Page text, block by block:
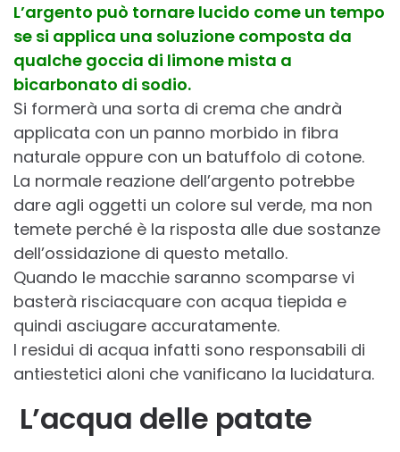
L’argento può tornare lucido come un tempo
se si applica una soluzione composta da
qualche goccia di limone mista a
bicarbonato di sodio.
Si formerà una sorta di crema che andrà
applicata con un panno morbido in fibra
naturale oppure con un batuffolo di cotone.
La normale reazione dell’argento potrebbe
dare agli oggetti un colore sul verde, ma non
temete perché è la risposta alle due sostanze
dell’ossidazione di questo metallo.
Quando le macchie saranno scomparse vi
basterà risciacquare con acqua tiepida e
quindi asciugare accuratamente.
I residui di acqua infatti sono responsabili di
antiestetici aloni che vanificano la lucidatura.
L’acqua delle patate